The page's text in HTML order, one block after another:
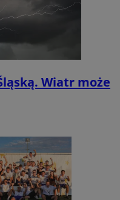
Wiatr może